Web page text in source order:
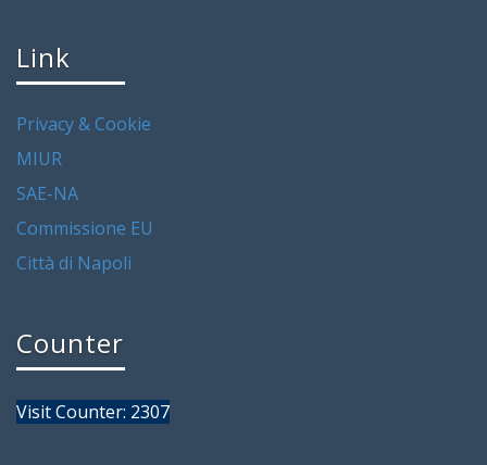
Link
Privacy & Cookie
MIUR
SAE-NA
Commissione EU
Città di Napoli
Counter
Visit Counter: 2307